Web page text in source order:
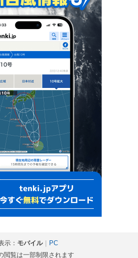
示： モバイル｜
PC
閲覧は一部制限されます